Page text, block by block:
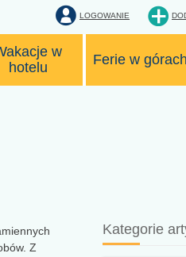
LOGOWANIE
w
hotelu
Ferie w górach
Z
Kategorie